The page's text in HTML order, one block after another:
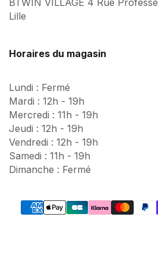
BTWIN VILLAGE 4 Rue
Lille
Horaires du magasin
Lundi : Fermé
Mardi : 12h - 19h
Mercredi : 11h - 19h
Jeudi : 12h - 19h
Vendredi : 12h - 19h
Samedi : 11h - 19h
Dimanche : Fermé